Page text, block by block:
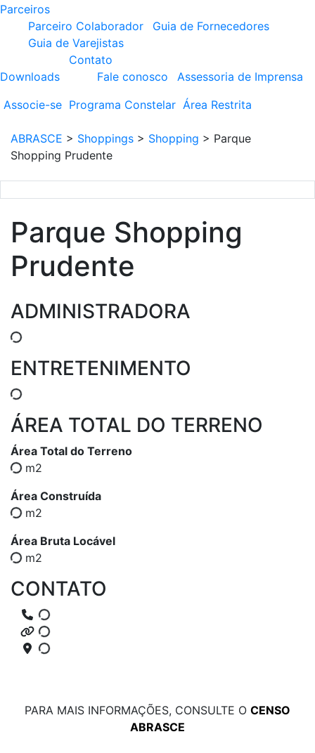
Parceiros
Parceiro Colaborador
Guia de Fornecedores
Guia de Varejistas
Downloads
Contato
Fale conosco
Assessoria de Imprensa
Associe-se Programa Constelar Área Restrita
ABRASCE > Shoppings > Shopping > Parque
Shopping Prudente
Parque Shopping
Prudente
ADMINISTRADORA
ENTRETENIMENTO
ÁREA TOTAL DO TERRENO
Área Total do Terreno
m2
Área Construída
m2
Área Bruta Locável
m2
CONTATO
PARA MAIS INFORMAÇÕES, CONSULTE O CENSO
ABRASCE